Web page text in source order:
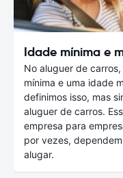
Idade mínima e
No aluguer de
mínima e uma idade
definimos isso, mas
aluguer de carros.
empresa para
por vezes,
alugar.